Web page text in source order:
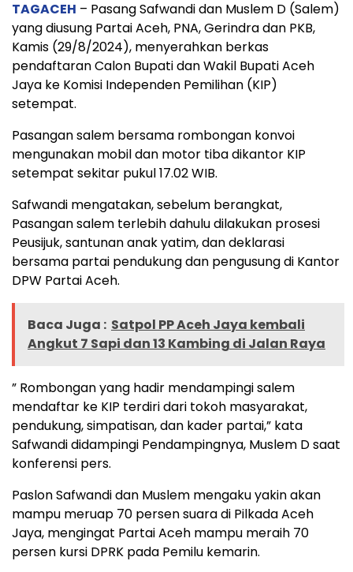
TAGACEH – Pasang Safwandi dan Muslem D (Salem)
yang diusung Partai Aceh, PNA, Gerindra dan PKB,
Kamis (29/8/2024), menyerahkan berkas
pendaftaran Calon Bupati dan Wakil Bupati Aceh
Jaya ke Komisi Independen Pemilihan (KIP)
setempat.
Pasangan salem bersama rombongan konvoi
mengunakan mobil dan motor tiba dikantor KIP
setempat sekitar pukul 17.02 WIB.
Safwandi mengatakan, sebelum berangkat,
Pasangan salem terlebih dahulu dilakukan prosesi
Peusijuk, santunan anak yatim, dan deklarasi
bersama partai pendukung dan pengusung di Kantor
DPW Partai Aceh.
Baca Juga : Satpol PP Aceh Jaya kembali
Angkut 7 Sapi dan 13 Kambing di Jalan Raya
” Rombongan yang hadir mendampingi salem
mendaftar ke KIP terdiri dari tokoh masyarakat,
pendukung, simpatisan, dan kader partai,” kata
Safwandi didampingi Pendampingnya, Muslem D saat
konferensi pers.
Paslon Safwandi dan Muslem mengaku yakin akan
mampu meruap 70 persen suara di Pilkada Aceh
Jaya, mengingat Partai Aceh mampu meraih 70
persen kursi DPRK pada Pemilu kemarin.